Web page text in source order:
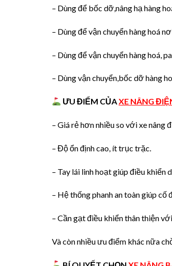
– Dùng để bốc dỡ,nâng hạ hàng
– Dùng để vận chuyển hàng hoá
– Dùng để vận chuyển hàng hoá,
– Dùng vận chuyển,bốc dỡ hàng
ƯU ĐIỂM CỦAXE NÂNG
– Giá rẻ hơn nhiều so với xe nâng
– Độ ổn định cao, ít trục trặc.
– Tay lái linh hoạt giúp điều khiển
– Hệ thống phanh an toàn giúp cố
– Cần gạt điều khiển thân thiện
Và còn nhiều ưu điểm khác nữa